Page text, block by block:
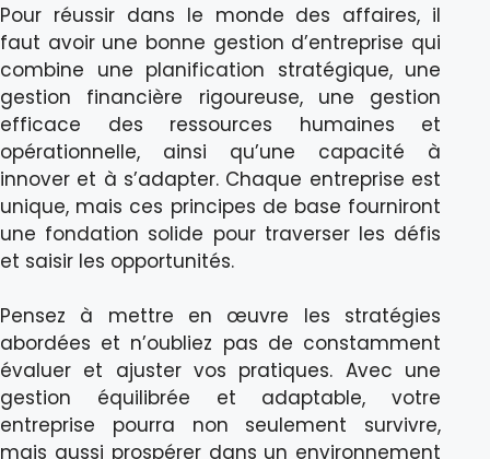
Pour réussir dans le monde des affaires, il
faut avoir une bonne gestion d’entreprise qui
combine une planification stratégique, une
gestion financière rigoureuse, une gestion
efficace des ressources humaines et
opérationnelle, ainsi qu’une capacité à
innover et à s’adapter. Chaque entreprise est
unique, mais ces principes de base fourniront
une fondation solide pour traverser les défis
et saisir les opportunités.
Pensez à mettre en œuvre les stratégies
abordées et n’oubliez pas de constamment
évaluer et ajuster vos pratiques. Avec une
gestion équilibrée et adaptable, votre
entreprise pourra non seulement survivre,
mais aussi prospérer dans un environnement